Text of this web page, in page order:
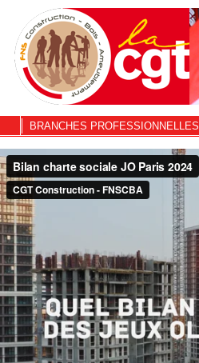
BRANCHES PROFESSIONNELLES